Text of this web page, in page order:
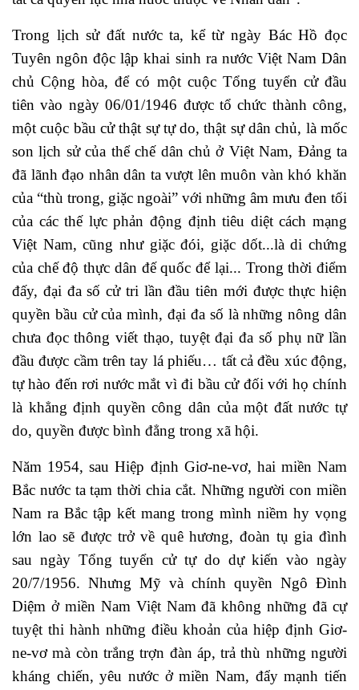
Trong lịch sử đất nước ta, kể từ ngày Bác Hồ đọc
Tuyên ngôn độc lập khai sinh ra nước Việt Nam Dân
chủ Cộng hòa, để có một cuộc Tổng tuyển cử đầu
tiên vào ngày 06/01/1946 được tổ chức thành công,
một cuộc bầu cử thật sự tự do, thật sự dân chủ, là mốc
son lịch sử của thể chế dân chủ ở Việt Nam, Đảng ta
đã lãnh đạo nhân dân ta vượt lên muôn vàn khó khăn
của “thù trong, giặc ngoài” với những âm mưu đen tối
của các thế lực phản động định tiêu diệt cách mạng
Việt Nam, cũng như giặc đói, giặc dốt...là di chứng
của chế độ thực dân đế quốc để lại... Trong thời điểm
đấy, đại đa số cử tri lần đầu tiên mới được thực hiện
quyền bầu cử của mình, đại đa số là những nông dân
chưa đọc thông viết thạo, tuyệt đại đa số phụ nữ lần
đầu được cầm trên tay lá phiếu… tất cả đều xúc động,
tự hào đến rơi nước mắt vì đi bầu cử đối với họ chính
là khẳng định quyền công dân của một đất nước tự
do, quyền được bình đẳng trong xã hội.
Năm 1954, sau Hiệp định Giơ-ne-vơ, hai miền Nam
Bắc nước ta tạm thời chia cắt. Những người con miền
Nam ra Bắc tập kết mang trong mình niềm hy vọng
lớn lao sẽ được trở về quê hương, đoàn tụ gia đình
sau ngày Tổng tuyển cử tự do dự kiến vào ngày
20/7/1956. Nhưng Mỹ và chính quyền Ngô Đình
Diệm ở miền Nam Việt Nam đã không những đã cự
tuyệt thi hành những điều khoản của hiệp định Giơ-
ne-vơ mà còn trắng trợn đàn áp, trả thù những người
kháng chiến, yêu nước ở miền Nam, đẩy mạnh tiến